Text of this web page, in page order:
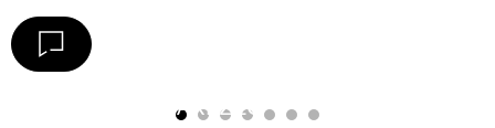
Arezzo